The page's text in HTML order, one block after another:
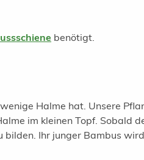
benötigt.
Halme hat. Unsere
im kleinen Topf. Sobald
Ihr junger Bambus